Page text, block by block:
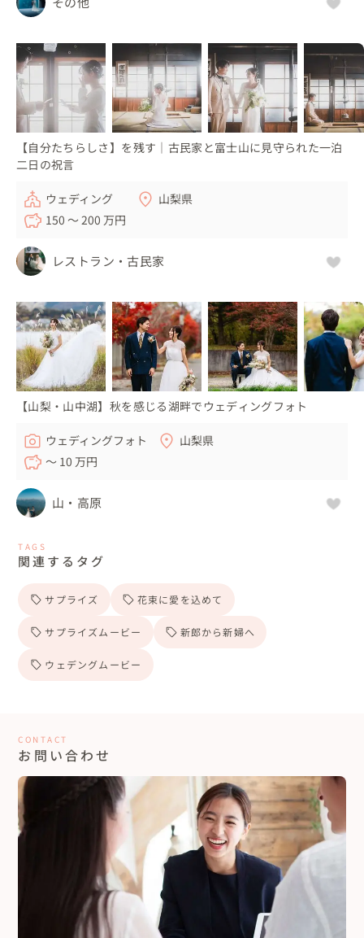
【自分たちらしさ】を残す｜古民家と富士山に見守られた一泊
二日の祝言
ウェディング
山梨県
150 〜 200 万円
レストラン・古民家
【山梨・山中湖】秋を感じる湖畔でウェディングフォト
ウェディングフォト
山梨県
〜 10 万円
山・高原
TAGS
関連するタグ
サプライズ 花束に愛を込めて
サプライズムービー 新郎から新婦へ
ウェデングムービー
CONTACT
お問い合わせ